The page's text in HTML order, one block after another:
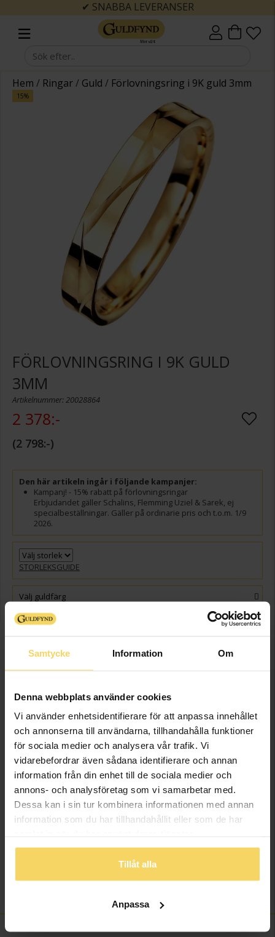
Samtycke Information Om
Denna webbplats använder cookies
Vi använder enhetsidentifierare för att anpassa innehållet
och annonserna till användarna, tillhandahålla funktioner
för sociala medier och analysera vår trafik. Vi
vidarebefordrar även sådana identifierare och annan
information från din enhet till de sociala medier och
annons- och analysföretag som vi samarbetar med.
Dessa kan i sin tur kombinera informationen med annan
information som du har tillhandahållit eller som de har
Tillåt alla
Anpassa
✔ SNABBA LEVERANSER
Hem / Ringar/ Guld / Förlovningsring i 9K guld 3mm
15%
FÖRLOVNINGSRING I 9K GULD
3MM
Artikelnummer: 20028864
2 378:-
2 798:-
Den här artikeln ingår i följande kampanjer:
Kampanj! - 15% rabatt på förlovningsringar
Erbjudandet gäller Schalins, Flemming Uziel & Sarek, ej
specialbeställningar. Gäller på ordinarie pris och t.o.m. 1/9
2026.
STORLEKSGUIDE
Välj guldfärg
GRAVYR
VÄLJ STORLEK FÖR ATT LÄGGA I VARUKORGEN
Beställningsvara
Leveranstid 5-15 arbetsdagar. Ingen bytesrätt, returrätt eller öppet köp
för beställningsvaror samt graverade varor. Läs mer om ångerrätt och
öppet köp i webbshoppenhär.
Beställningsvara - Max 15 arbetsdagars leveranstid.
Info
Bredd ca (mm)
3.0
Höjd ca (mm)
1.1
Guld